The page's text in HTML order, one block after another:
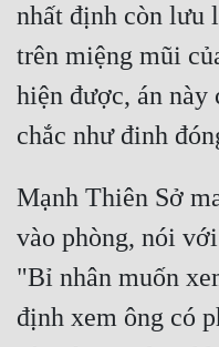
nhất định còn lưu
trên miệng mũi
hiện được, án
Mạnh Thiên Sở
vào phòng, nói
"Bỉ nhân muốn
định xem ông có